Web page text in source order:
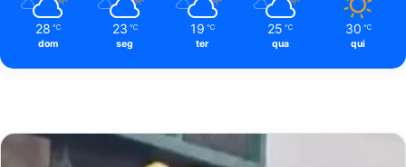
28 ℃
dom
23 ℃
seg
19 ℃
ter
25 ℃
qua
30 ℃
qui